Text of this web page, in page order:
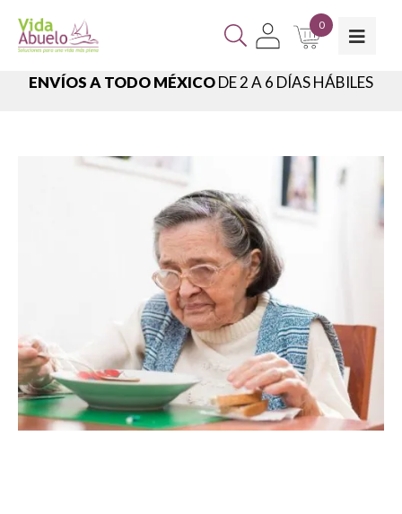
0
ENVÍOS A TODO MÉXICODE 2 A 6 DÍAS HÁBILES